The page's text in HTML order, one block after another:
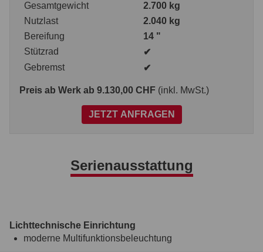
Gesamtgewicht
2.700 kg
Nutzlast
2.040 kg
Bereifung
14 "
Stützrad
✔
Gebremst
✔
Preis ab Werk ab 9.130,00 CHF (inkl. MwSt.)
JETZT ANFRAGEN
Serienausstattung
Lichttechnische Einrichtung
moderne Multifunktionsbeleuchtung